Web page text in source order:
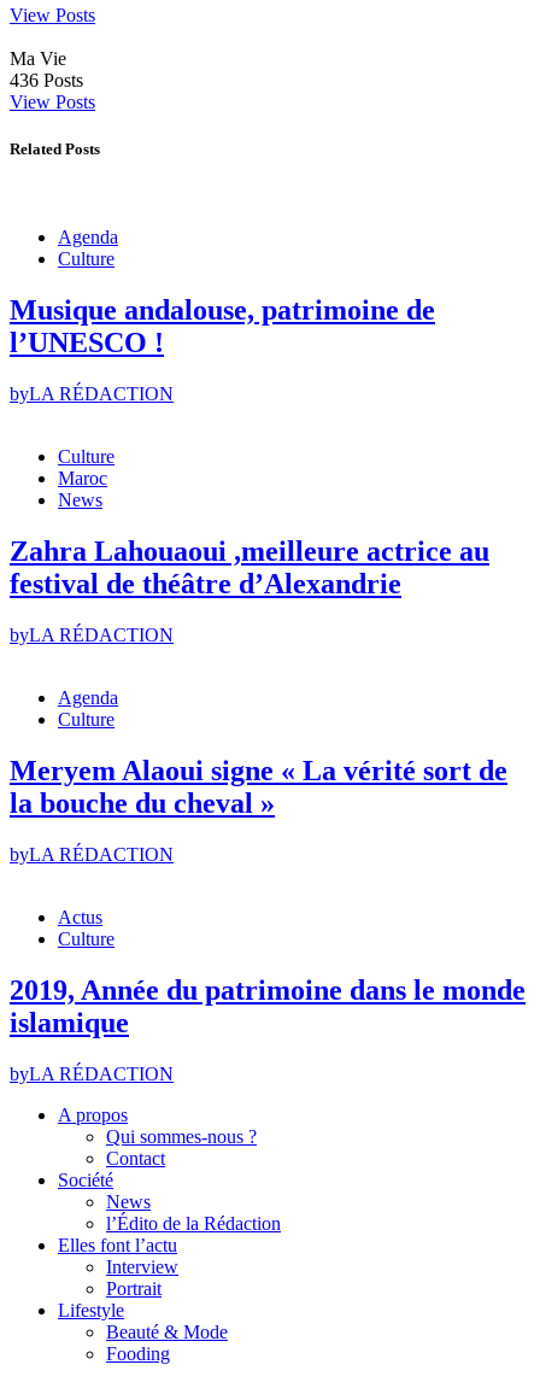
View Posts
Ma Vie
436 Posts
View Posts
Related Posts
Agenda
Culture
Musique andalouse, patrimoine de
l’UNESCO !
byLA RÉDACTION
Culture
Maroc
News
Zahra Lahouaoui ,meilleure actrice au
festival de théâtre d’Alexandrie
byLA RÉDACTION
Agenda
Culture
Meryem Alaoui signe « La vérité sort de
la bouche du cheval »
byLA RÉDACTION
Actus
Culture
2019, Année du patrimoine dans le monde
islamique
byLA RÉDACTION
A propos
Qui sommes-nous ?
Contact
Société
News
l’Édito de la Rédaction
Elles font l’actu
Interview
Portrait
Lifestyle
Beauté & Mode
Fooding